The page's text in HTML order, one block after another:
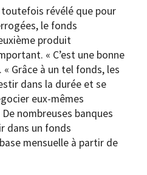
toutefois révélé que pour
le fonds
produit
« C’est une bonne
Grâce à un tel fonds, les
dans la durée et se
eux-mêmes
nombreuses banques
dans un fonds
mensuelle à partir de